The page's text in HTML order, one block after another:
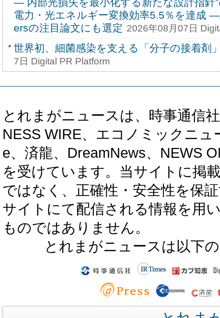
― 内部光損失を最小化する新たな設計指針
電力・光エネルギー変換効率5.5％を達成
ersの注目論文にも選定 2026年08月07日
世界初、細菌感染を支える「分子の接着剤
7日 Digital PR Platform
とれまがニュースは、時事通信
NESS WIRE、エコノミックニ
e、済龍、DreamNews、NEWS
を受けています。当サイトに掲
ではなく、正確性・安全性を保
サイトにて配信される情報を用
ものではありません。
とれまがニュースは以下